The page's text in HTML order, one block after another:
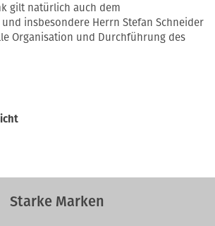
gilt natürlich auch dem
insbesondere Herrn Stefan Schneider
Organisation und Durchführung des
Starke Marken